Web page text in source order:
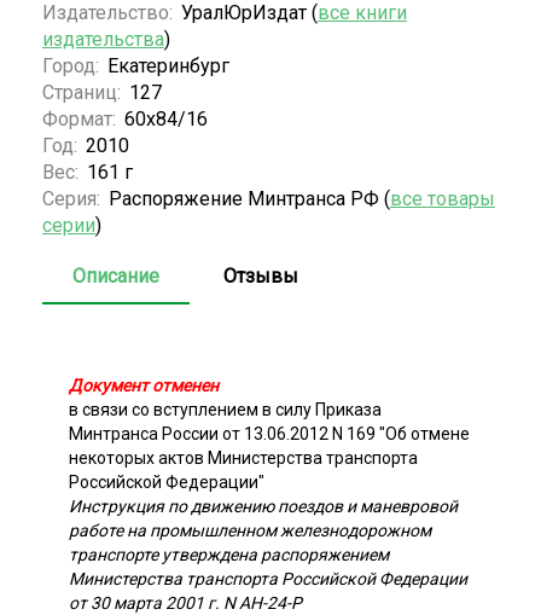
Издательство: УралЮрИздат (все книги
издательства)
Город: Екатеринбург
Страниц: 127
Формат: 60x84/16
Год: 2010
Вес: 161 г
Серия: Распоряжение Минтранса РФ (все товары
серии)
Описание Отзывы
Документ отменен
в связи со вступлением в силу Приказа
Минтранса России от 13.06.2012 N 169 "Об отмене
некоторых актов Министерства транспорта
Российской Федерации"
Инструкция по движению поездов и маневровой
работе на промышленном железнодорожном
транспорте утверждена распоряжением
Министерства транспорта Российской Федерации
от 30 марта 2001 г. N АН-24-Р